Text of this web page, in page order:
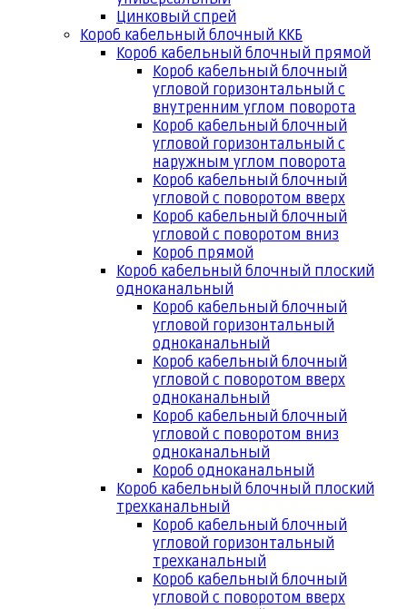
Цинковый спрей
Короб кабельный блочный ККБ
Короб кабельный блочный прямой
Короб кабельный блочный
угловой горизонтальный с
внутренним углом поворота
Короб кабельный блочный
угловой горизонтальный с
наружным углом поворота
Короб кабельный блочный
угловой с поворотом вверх
Короб кабельный блочный
угловой с поворотом вниз
Короб прямой
Короб кабельный блочный плоский
одноканальный
Короб кабельный блочный
угловой горизонтальный
одноканальный
Короб кабельный блочный
угловой с поворотом вверх
одноканальный
Короб кабельный блочный
угловой с поворотом вниз
одноканальный
Короб одноканальный
Короб кабельный блочный плоский
трехканальный
Короб кабельный блочный
угловой горизонтальный
трехканальный
Короб кабельный блочный
угловой с поворотом вверх